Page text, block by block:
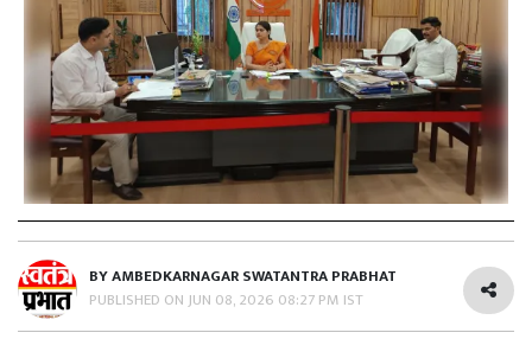
BYAMBEDKARNAGAR SWATANTRA PRABHAT
PUBLISHED ONJUN 08, 2026 08:27 PM IST